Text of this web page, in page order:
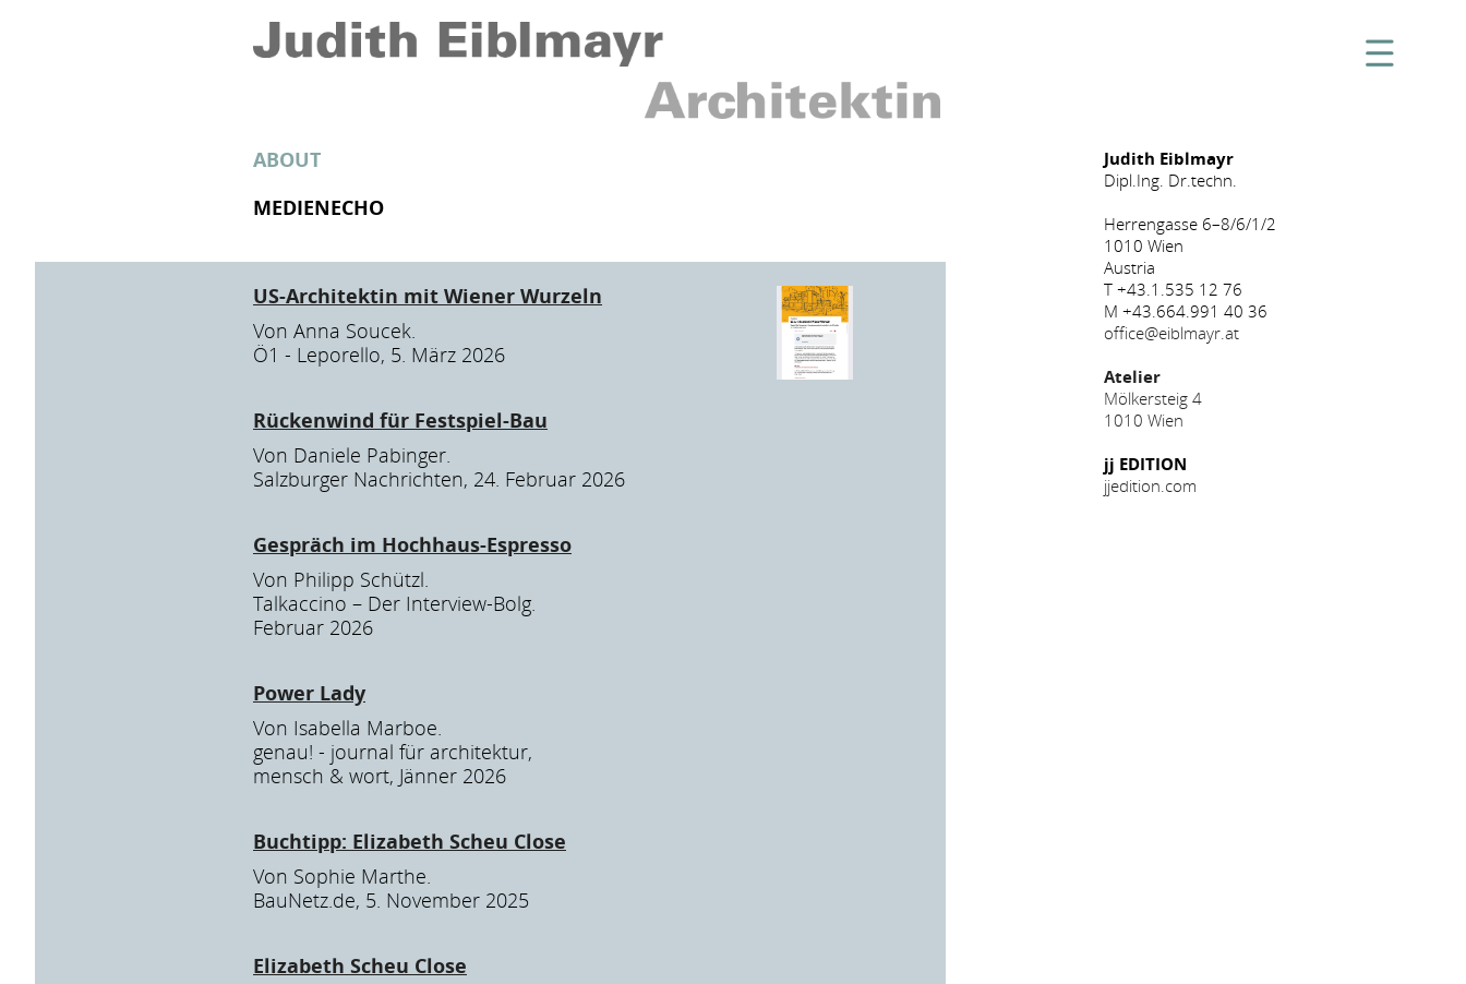
ABOUT
MEDIENECHO
US-Architektin mit Wiener Wurzeln
Von Anna Soucek.
Ö1 - Leporello, 5. März 2026
Rückenwind für Festspiel-Bau
Von Daniele Pabinger.
Salzburger Nachrichten, 24. Februar 2026
Gespräch im Hochhaus-Espresso
Von Philipp Schützl.
Talkaccino – Der Interview-Bolg.
Februar 2026
Power Lady
Von Isabella Marboe.
genau! - journal für architektur,
mensch & wort, Jänner 2026
Buchtipp: Elizabeth Scheu Close
Von Sophie Marthe.
BauNetz.de, 5. November 2025
Elizabeth Scheu Close
Judith Eiblmayr
Dipl.Ing. Dr.techn.
Herrengasse 6–8/6/1/2
1010 Wien
Austria
T +43.1.535 12 76
M +43.664.991 40 36
office@eiblmayr.at
Atelier
Mölkersteig 4
1010 Wien
jj EDITION
jjedition.com